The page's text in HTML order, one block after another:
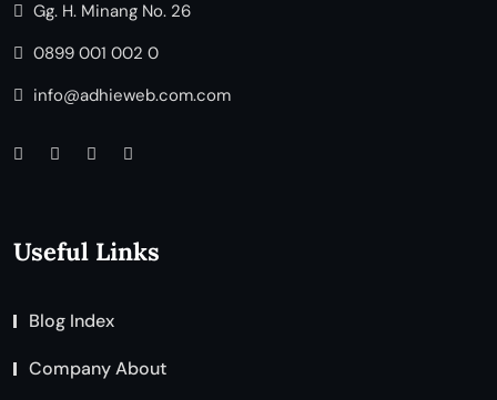
Gg. H. Minang No. 26
0899 001 002 0
info@adhieweb.com.com
Useful Links
Blog Index
Company About